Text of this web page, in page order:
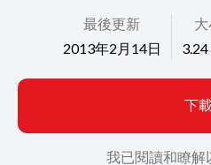
最後更新
2013年2月14日
下
我已閱讀和瞭解